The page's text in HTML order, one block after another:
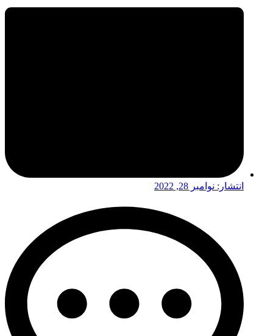
انتشار: نوامبر 28, 2022